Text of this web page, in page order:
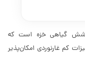
گیاهی خزه است که
آن با تجهیزات کم غار‌نوردی امکان‌پذیر